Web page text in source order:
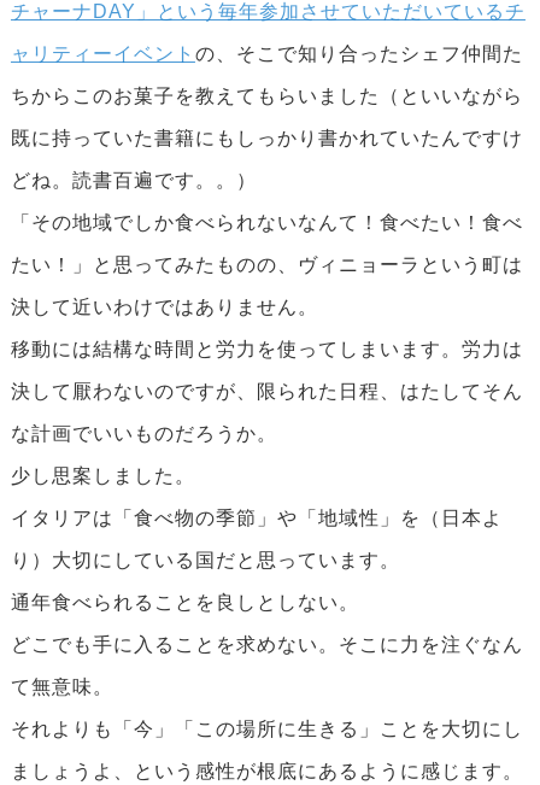
チャーナDAY」という毎年参加させていただいているチ
ャリティーイベント の、そこで知り合ったシェフ仲間た
ちからこのお菓子を教えてもらいました（といいながら
既に持っていた書籍にもしっかり書かれていたんですけ
どね。読書百遍です。。）
「その地域でしか食べられないなんて！食べたい！食べ
たい！」と思ってみたものの、ヴィニョーラという町は
決して近いわけではありません。
移動には結構な時間と労力を使ってしまいます。労力は
決して厭わないのですが、限られた日程、はたしてそん
な計画でいいものだろうか。
少し思案しました。
イタリアは「食べ物の季節」や「地域性」を（日本よ
り）大切にしている国だと思っています。
通年食べられることを良しとしない。
どこでも手に入ることを求めない。そこに力を注ぐなん
て無意味。
それよりも「今」「この場所に生きる」ことを大切にし
ましょうよ、という感性が根底にあるように感じます。